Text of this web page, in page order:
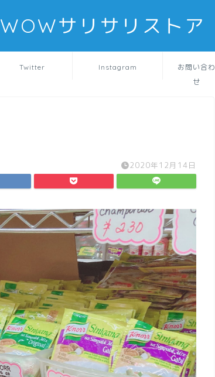
WOWサリサリストア
Twitter Instagram
お問い合わ
せ
2020年12月14日